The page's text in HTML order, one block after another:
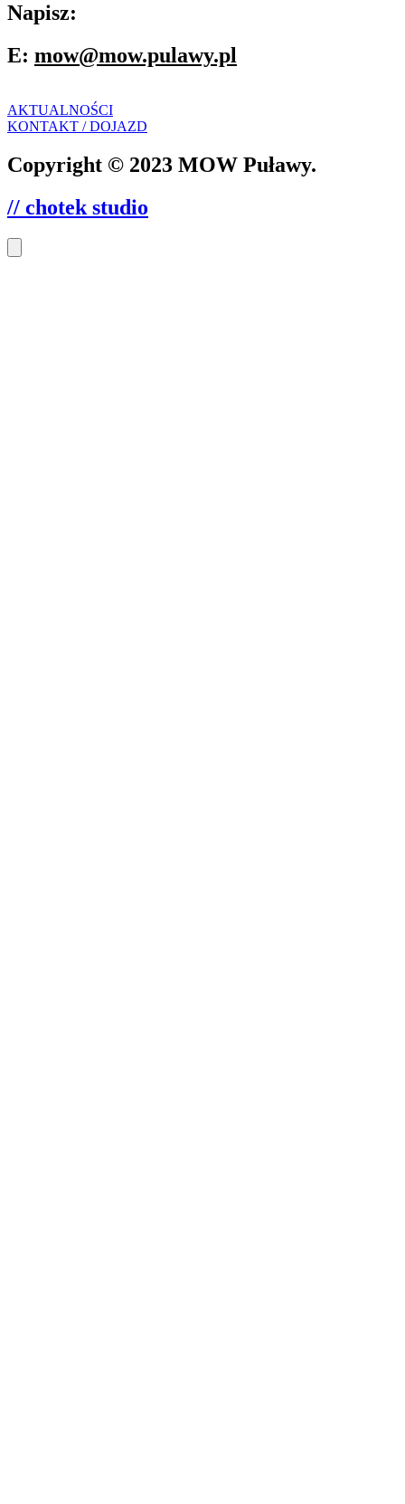
Napisz:
E: mow@mow.pulawy.pl
AKTUALNOŚCI
KONTAKT / DOJAZD
Copyright © 2023 MOW Puławy.
// chotek studio